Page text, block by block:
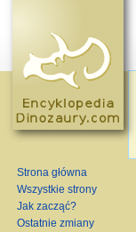
Strona główna
Wszystkie strony
Jak zacząć?
Ostatnie zmiany